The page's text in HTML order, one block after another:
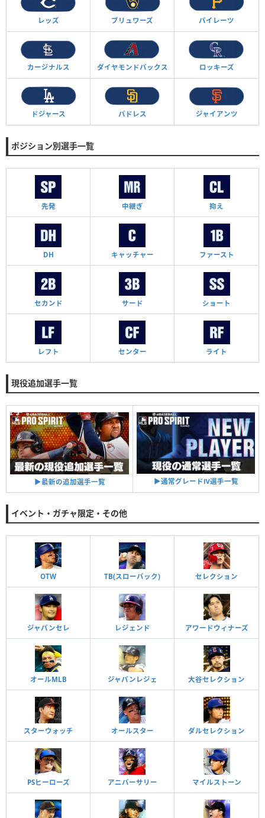
レッズ ブリュワーズ パイレーツ
カージナルス ダイヤモンドバックス ロッキーズ
ドジャース パドレス ジャイアンツ
ポジション別選手一覧
先発 中継ぎ 抑え
DH キャッチャー ファースト
セカンド サード ショート
レフト センター ライト
現役追加選手一覧
▶︎最新の追加選手一覧 ▶︎通常グレードⅣ選手一覧
イベント・ガチャ限定・その他
OTW TB(スローバック) セレクション
ジャパンセレ レジェンド アワードウィナーズ
オールMLB ジャパンレジェ 大谷セレクション
スターウォッチ オールスター ダルセレクション
PSヒーローズ アニバーサリー マイルストーン